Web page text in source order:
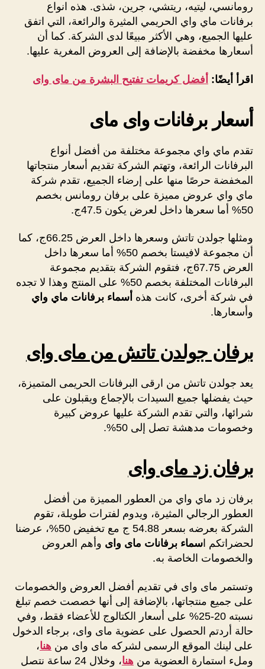
رومانسي، ليتيه، ريتشي، جرين، شذى. هذه انواع
برفانات ماي واي الحريمي المثيرة والرائعة، التي اتفق
عليها الجميع، وهي الأكثر مبيعًا لدى الشركة. كما أن
أسعارها مخفضة بالإضافة إلى العروض المغرية عليها.
اقرأ أيضًا: أفضل كريمات تفتيح البشرة من ماى واى
أسعار برفانات واى ماى
تقدم ماي واي مجموعة مختلفة من أفضل أنواع
البرفانات الرائعة، وتهتم الشركة تقديم أسعار منتجاتها
المخفضة حرصًا منها على إرضاء الجميع، تقدم شركة
ماي واي عروض مميزة على برفان رومانس بخصم
50% أما سعرها داخل لعرض يكون 47.5ج.
ومثلها جولدن تاتش وسعرها داخل العرض 66.25ج، كما
أن مجموعة لافيستا بخصم 50% أما سعرها داخل
العرض 67.75ج، فتقوم الشركة بتقديم مجموعة
البرفانات المختلفة بخصم 50% على المنتج وهذا لا تجده
في شركة أخرى، كانت هذه أسماء برفانات ماي واي
وأسعارها.
برفان جولدن تاتش من ماى واى
يعد جولدن تاتش من ارقى البرفانات الحريمى المتميزة،
حيث يفضلها جميع السيدات بالإجماع ويقبلون على
شرائها، والتي تقدم الشركة عليها عروض كبيرة
وخصومات مدهشة تصل إلى 50%.
برفان زد ماى واى
برفان زد ماي واي من العطور المميزة من أفضل
العطور الرجالي المثيرة، ويدوم لفترات طويلة، تقوم
الشركة بعرضه بسعر 54.88 ج مع تخفيض 50%، عرضنا
لحضراتكم ا سماء برفانات ماى واى وأهم العروض
والخصومات الخاصة به.
وتستمر ماى واى في تقديم أفضل العروض والخصومات
على جميع منتجاتها، بالإضافة إلى أنها خصصت خصم تبلغ
نسبته 20-25% على أسعار الكتالوج للأعضاء فقط، وفي
حالة أردتم الحصول على عضوية ماى واى، برجاء الدخول
على لينك الموقع الرسمى لشركه ماى واى من هنا،
وملء استمارة العضوية من هنا ، وخلال 24 ساعة نتصل